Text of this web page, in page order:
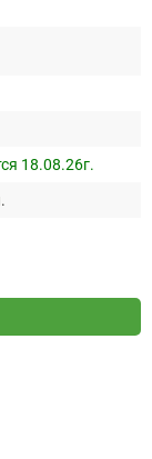
18.08.26г.